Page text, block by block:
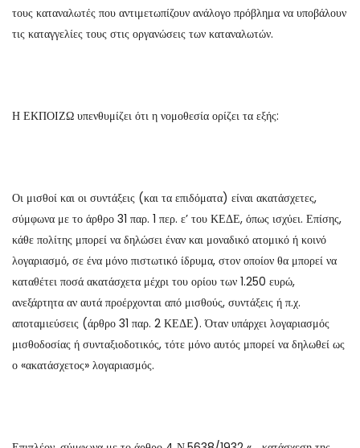
τους καταναλωτές που αντιμετωπίζουν ανάλογο πρόβλημα να υποβάλουν
τις καταγγελίες τους στις οργανώσεις των καταναλωτών.
Η ΕΚΠΟΙΖΩ υπενθυμίζει ότι η νομοθεσία ορίζει τα εξής:
Οι μισθοί και οι συντάξεις (και τα επιδόματα) είναι ακατάσχετες,
σύμφωνα με το άρθρο 31 παρ. 1 περ. ε’ του ΚΕΔΕ, όπως ισχύει. Επίσης,
κάθε πολίτης μπορεί να δηλώσει έναν και μοναδικό ατομικό ή κοινό
λογαριασμό, σε ένα μόνο πιστωτικό ίδρυμα, στον οποίον θα μπορεί να
καταθέτει ποσά ακατάσχετα μέχρι του ορίου των 1.250 ευρώ,
ανεξάρτητα αν αυτά προέρχονται από μισθούς, συντάξεις ή π.χ.
αποταμιεύσεις (άρθρο 31 παρ. 2 ΚΕΔΕ). Όταν υπάρχει λογαριασμός
μισθοδοσίας ή συνταξιοδοτικός, τότε μόνο αυτός μπορεί να δηλωθεί ως
ο «ακατάσχετος» λογαριασμός.